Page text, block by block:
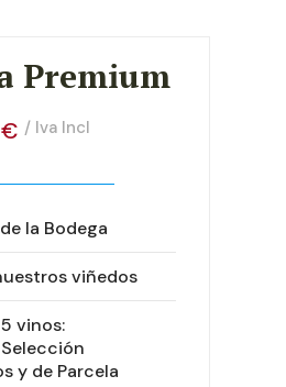
Premium
€ / Iva Incl
la Bodega
viñedos
vinos:
y de Parcela